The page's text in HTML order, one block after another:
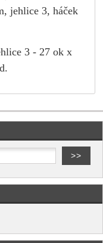
jehlice 3, háček
3 - 27 ok x